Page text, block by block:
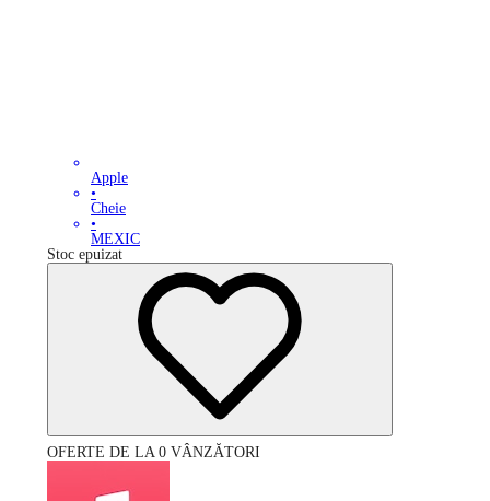
Apple
•
Cheie
•
MEXIC
Stoc epuizat
OFERTE DE LA 0 VÂNZĂTORI